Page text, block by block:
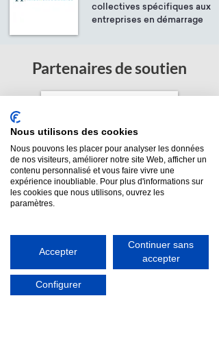
collectives spécifiques aux
entreprises en démarrage
Partenaires de soutien
Nous utilisons des cookies
Nous pouvons les placer pour analyser les données
de nos visiteurs, améliorer notre site Web, afficher un
contenu personnalisé et vous faire vivre une
expérience inoubliable. Pour plus d'informations sur
les cookies que nous utilisons, ouvrez les
paramètres.
Accepter
Continuer sans
accepter
Configurer